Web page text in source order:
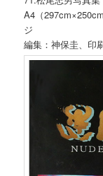
A4（
ジ
編集：神保圭、印